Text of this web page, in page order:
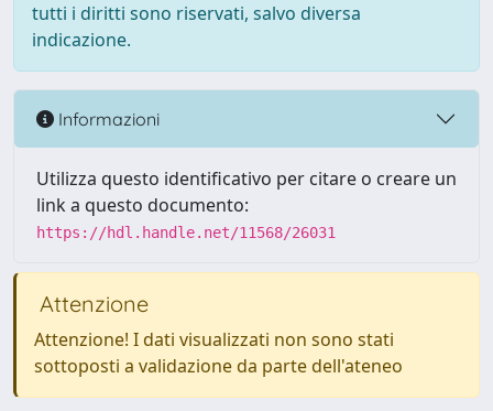
tutti i diritti sono riservati, salvo diversa
indicazione.
Informazioni
Utilizza questo identificativo per citare o creare un
link a questo documento:
https://hdl.handle.net/11568/26031
Attenzione
Attenzione! I dati visualizzati non sono stati
sottoposti a validazione da parte dell'ateneo